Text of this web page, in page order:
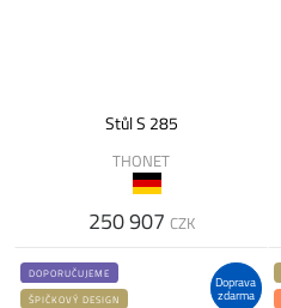
Stůl S 285
THONET
250 907 CZK
Doprava
zdarma
DOPORUČUJEME
ŠPIČKOVÝ DESIGN